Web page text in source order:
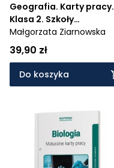
Geografia. Karty pracy.
Klasa 2. Szkoły
ponadpodstawowe.
Zakres podstawowy
Małgorzata Ziarnowska
39,90 zł
Do koszyka